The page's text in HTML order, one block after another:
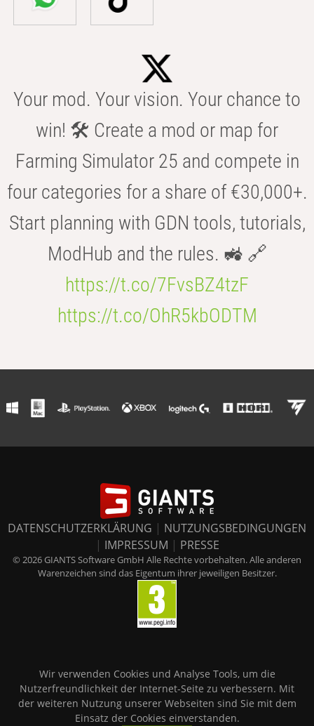
Your mod. Your vision. Your chance to
win! 🛠️ Create a mod or map for
Farming Simulator 25 and compete in
four categories for a share of €30,000+.
Start planning with GDN tools, tutorials,
ModHub and the rules. 🚜 🔗
https://t.co/7FvsBZ4tzF
https://t.co/OhR5kbODTM
DATENSCHUTZERKLÄRUNG | NUTZUNGSBEDINGUNGEN
| IMPRESSUM | PRESSE
© 2026 GIANTS Software GmbH Alle Rechte vorbehalten. Alle anderen
Warenzeichen sind das Eigentum ihrer jeweiligen Besitzer.
Wir verwenden Cookies und Analyse Tools, um die
Nutzerfreundlichkeit der Internet-Seite zu verbessern. Mit
der weiteren Nutzung unserer Webseiten sind Sie mit dem
Einsatz der Cookies einverstanden.